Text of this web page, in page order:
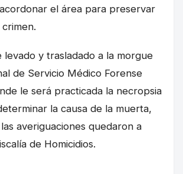
el área para preservar
levado y trasladado a la morgue
de Servicio Médico Forense
le será practicada la necropsia
la causa de la muerta,
averiguaciones quedaron a
de Homicidios.